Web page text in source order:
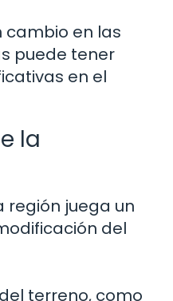
cambio en las
puede tener
en el
la
región juega un
del
terreno, como